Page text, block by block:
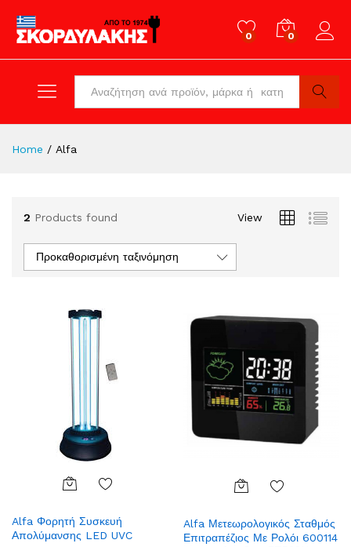
0 0
Search
Home / Alfa
2 Products found View
Προκαθορισμένη ταξινόμηση
to
Wish
Alfa Φορητή Συσκευή
Απολύμανσης LED UVC
to
Wish
Alfa Μετεωρολογικός Σταθμός
Επιτραπέζιος Με Ρολόι 600114